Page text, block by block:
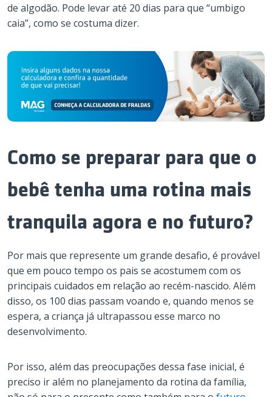
de algodão. Pode levar até 20 dias para que “umbigo
caia”, como se costuma dizer.
Como se preparar para que o
bebê tenha uma rotina mais
tranquila agora e no futuro?
Por mais que represente um grande desafio, é provável
que em pouco tempo os pais se acostumem com os
principais cuidados em relação ao recém-nascido. Além
disso, os 100 dias passam voando e, quando menos se
espera, a criança já ultrapassou esse marco no
desenvolvimento.
Por isso, além das preocupações dessa fase inicial, é
preciso ir além no planejamento da rotina da família,